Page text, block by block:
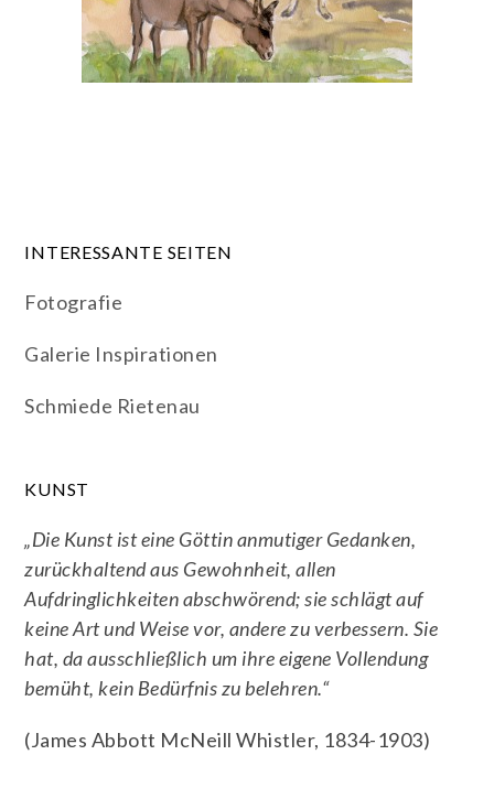
INTERESSANTE SEITEN
Fotografie
Galerie Inspirationen
Schmiede Rietenau
KUNST
„Die Kunst ist eine Göttin anmutiger Gedanken,
zurückhaltend aus Gewohnheit, allen
Aufdringlichkeiten abschwörend; sie schlägt auf
keine Art und Weise vor, andere zu verbessern. Sie
hat, da ausschließlich um ihre eigene Vollendung
bemüht, kein Bedürfnis zu belehren.“
(James Abbott McNeill Whistler, 1834-1903)